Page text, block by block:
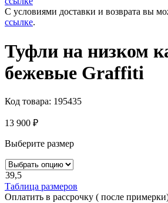
С условиями доставки и возврата вы
ссылке.
Туфли на низком
бежевые Graffiti
Код товара: 195435
13 900 ₽
Выберите размер
39,5
Таблица размеров
Оплатить в рассрочку ( после